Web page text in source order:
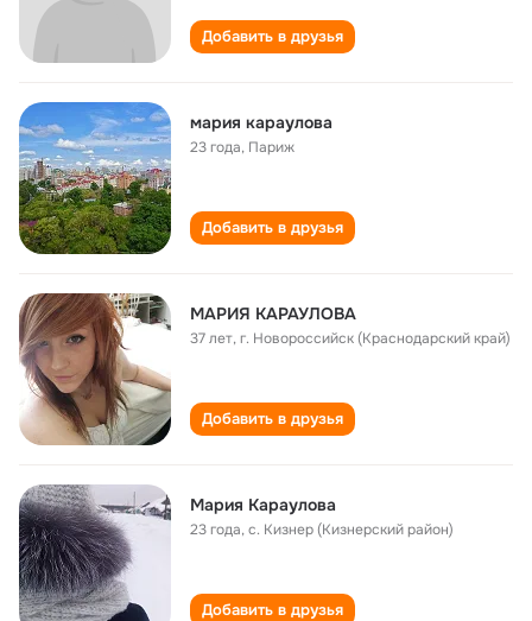
Добавить в друзья
мария караулова
23 года, Париж
Добавить в друзья
МАРИЯ КАРАУЛОВА
37 лет,г. Новороссийск (Краснодарский край)
Добавить в друзья
Мария Караулова
23 года,с. Кизнер (Кизнерский район)
Добавить в друзья